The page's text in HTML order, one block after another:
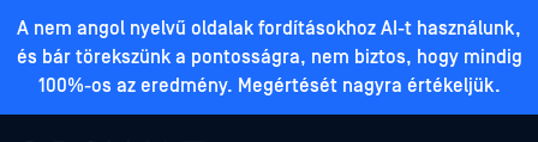
A nem angol nyelvű oldalak fordításokhoz AI-t használunk,
és bár törekszünk a pontosságra, nem biztos, hogy mindig
100%-os az eredmény. Megértését nagyra értékeljük.